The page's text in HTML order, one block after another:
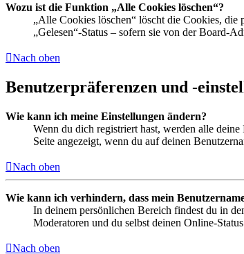
Wozu ist die Funktion „Alle Cookies löschen“?
„Alle Cookies löschen“ löscht die Cookies,
„Gelesen“-Status – sofern sie von der Board-
Nach oben
Benutzerpräferenzen und -
Wie kann ich meine Einstellungen ändern?
Wenn du dich registriert hast, werden alle
Seite angezeigt, wenn du auf deinen
Nach oben
Wie kann ich verhindern, dass mein
In deinem persönlichen Bereich findest du in
Moderatoren und du selbst deinen Online-
Nach oben